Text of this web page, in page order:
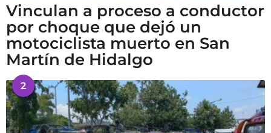
Vinculan a proceso a conductor
por choque que dejó un
motociclista muerto en San
Martín de Hidalgo
2